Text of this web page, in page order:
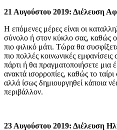
21 Αυγούστου 2019: Διέλευση
Η επόμενες μέρες είναι οι
σύνολο ή στον κύκλο σας, καθώς
πιο φιλικό μάτι. Τώρα θα
πιο πολλές κοινωνικές
πάρτι ή θα πραγματοποιήσετε
ανακτά ισορροπίες, καθώς το ταίρι
αλλά ίσως δημιουργηθεί κάποια
περιβάλλον.
23 Αυγούστου 2019: Διέλευση